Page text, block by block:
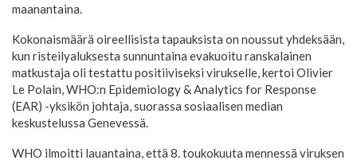
maanantaina.
Kokonaismäärä oireellisista tapauksista on noussut yhdeksään,
kun risteilyaluksesta sunnuntaina evakuoitu ranskalainen
matkustaja oli testattu positiiviseksi virukselle, kertoi Olivier
Le Polain, WHO:n Epidemiology & Analytics for Response
(EAR) -yksikön johtaja, suorassa sosiaalisen median
keskustelussa Genevessä.
WHO ilmoitti lauantaina, että 8. toukokuuta mennessä viruksen